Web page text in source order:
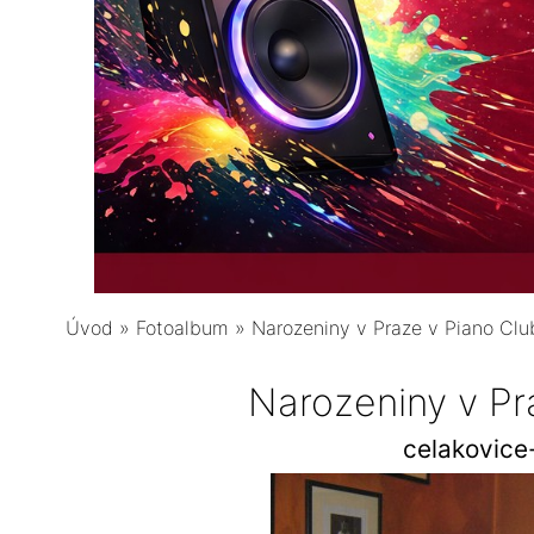
Úvod » Fotoalbum » Narozeniny v Praze v Piano
Narozeniny v